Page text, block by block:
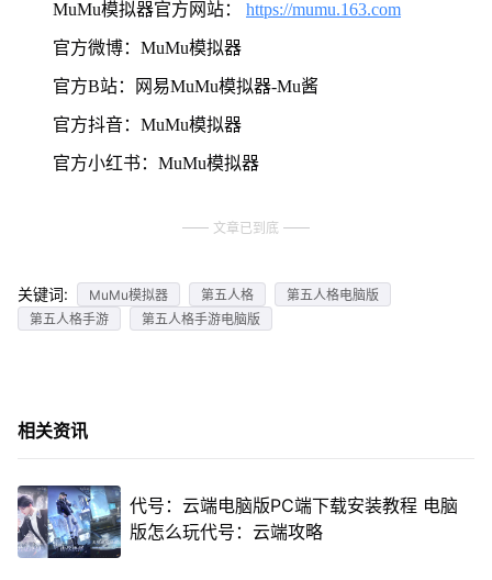
MuMu模拟器官方网站： https://mumu.163.com
官方微博：MuMu模拟器
官方B站：网易MuMu模拟器-Mu酱
官方抖音：MuMu模拟器
官方小红书：MuMu模拟器
文章已到底
关键词: MuMu模拟器 第五人格
第五人格电脑版
第五人格手游
第五人格手游电脑版
相关资讯
代号：云端电脑版PC端下载安装教程 电脑
版怎么玩代号：云端攻略